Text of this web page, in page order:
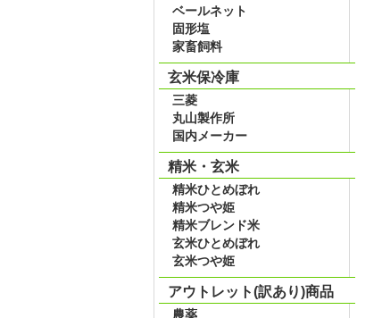
ベールネット
固形塩
家畜飼料
玄米保冷庫
三菱
丸山製作所
国内メーカー
精米・玄米
精米ひとめぼれ
精米つや姫
精米ブレンド米
玄米ひとめぼれ
玄米つや姫
アウトレット(訳あり)商品
農薬